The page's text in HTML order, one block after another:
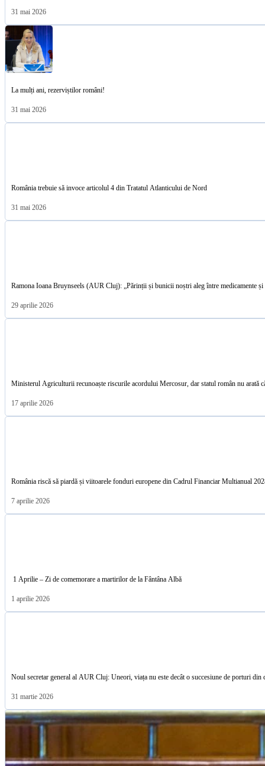
31 mai 2026
La mulți ani, rezerviștilor români!
31 mai 2026
România trebuie să invoce articolul 4 din Tratatul Atlanticului de Nord
31 mai 2026
Ramona Ioana Bruynseels (AUR Cluj): „Părinții și bunicii noștri aleg între medicamente
29 aprilie 2026
Ministerul Agriculturii recunoaște riscurile acordului Mercosur, dar statul român nu arată
17 aprilie 2026
România riscă să piardă și viitoarele fonduri europene din Cadrul Financiar Multianual
7 aprilie 2026
1 Aprilie – Zi de comemorare a martirilor de la Fântâna Albă
1 aprilie 2026
Noul secretar general al AUR Cluj: Uneori, viața nu este decât o succesiune de porturi din
31 martie 2026